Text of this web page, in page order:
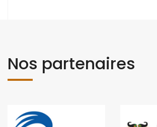
Nos partenaires